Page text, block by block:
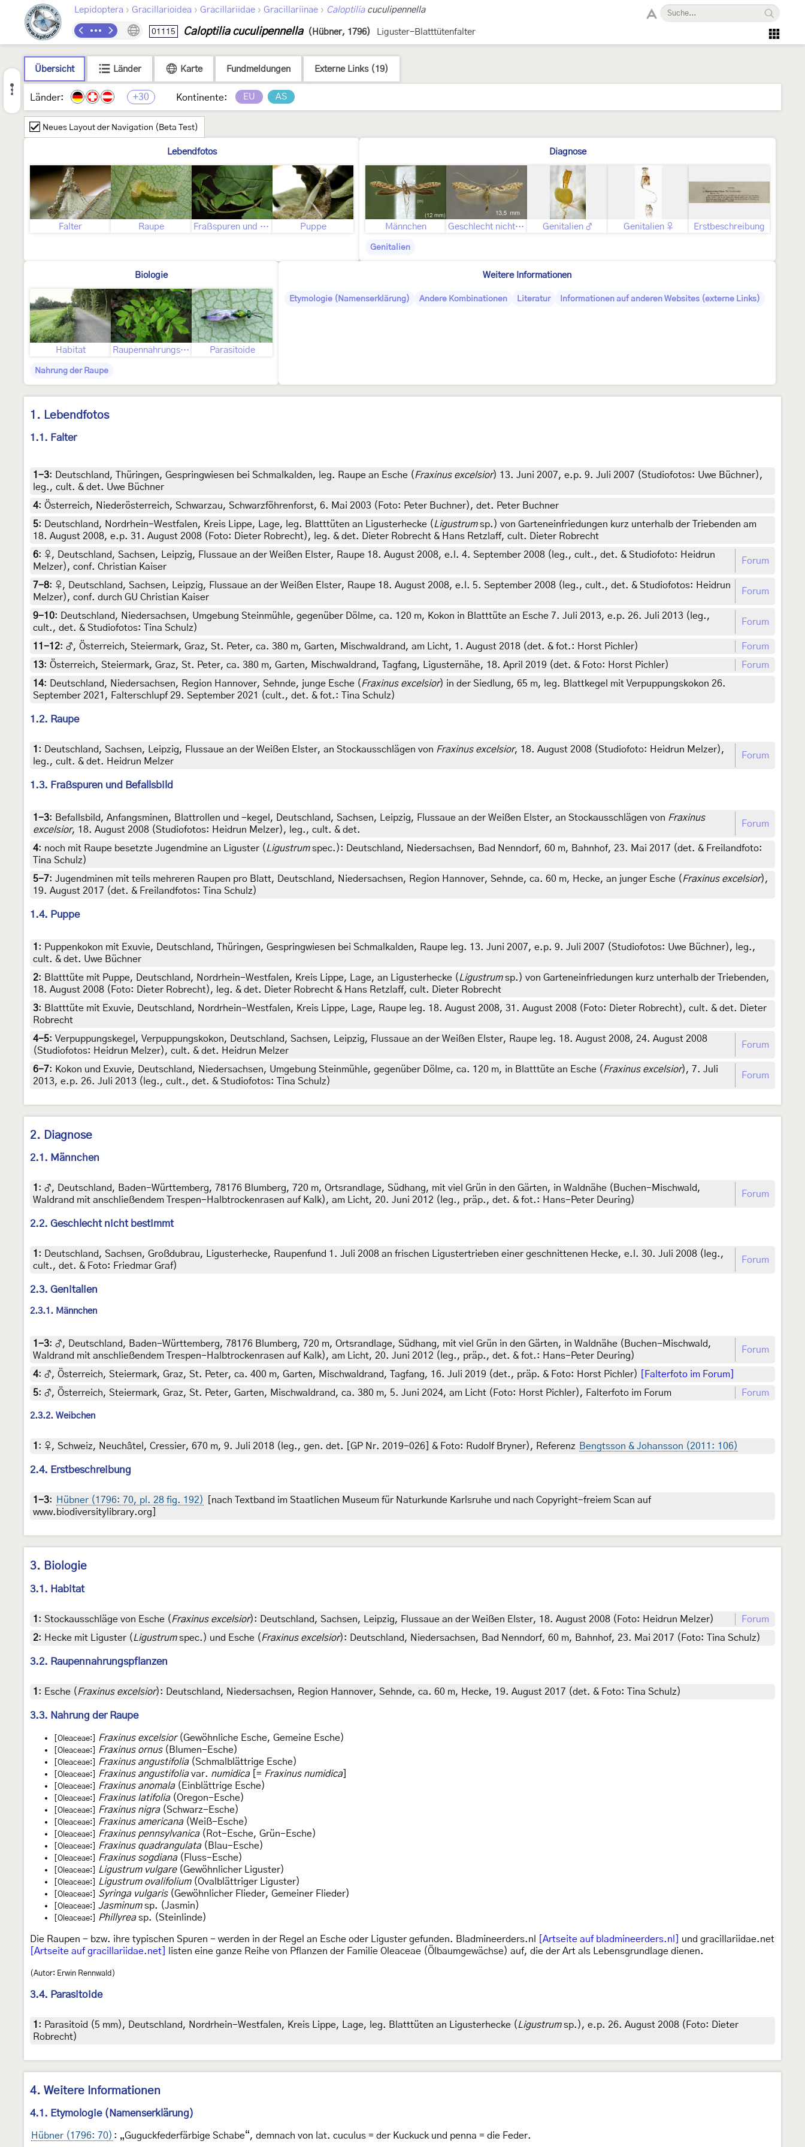
Lepidoptera › Gracillarioidea › Gracillariidae › Gracillariinae › Caloptiliacuculipennella
01115 Caloptilia cuculipennella (Hübner, 1796) Liguster-Blatttütenfalter
Übersicht Länder Karte Fundmeldungen Externe Links (19)
Länder: +30 Kontinente: EU AS
Neues Layout der Navigation (Beta Test)
Lebendfotos
Falter Raupe Fraßspuren und Befallsbild Puppe
Diagnose
Männchen Geschlecht nicht bestimmt Genitalien ♂ Genitalien ♀ Erstbeschreibung
Genitalien
Biologie
Habitat Raupennahrungspflanzen Parasitoide
Nahrung der Raupe
Weitere Informationen
Etymologie (Namenserklärung) Andere Kombinationen Literatur Informationen auf anderen Websites (externe Links)
1. Lebendfotos
1.1. Falter
1-3: Deutschland, Thüringen, Gespringwiesen bei Schmalkalden, leg. Raupe an Esche ( Fraxinus excelsior) 13. Juni 2007, e.p. 9. Juli 2007 (Studiofotos: Uwe Büchner),
leg., cult. & det. Uwe Büchner
4: Österreich, Niederösterreich, Schwarzau, Schwarzföhrenforst, 6. Mai 2003 (Foto: Peter Buchner), det. Peter Buchner
5: Deutschland, Nordrhein-Westfalen, Kreis Lippe, Lage, leg. Blatttüten an Ligusterhecke ( Ligustrumsp.) von Garteneinfriedungen kurz unterhalb der Triebenden am
18. August 2008, e.p. 31. August 2008 (Foto: Dieter Robrecht), leg. & det. Dieter Robrecht & Hans Retzlaff, cult. Dieter Robrecht
6: ♀, Deutschland, Sachsen, Leipzig, Flussaue an der Weißen Elster, Raupe 18. August 2008, e.l. 4. September 2008 (leg., cult., det. & Studiofoto: Heidrun
Melzer), conf. Christian Kaiser
Forum
7-8: ♀, Deutschland, Sachsen, Leipzig, Flussaue an der Weißen Elster, Raupe 18. August 2008, e.l. 5. September 2008 (leg., cult., det. & Studiofotos: Heidrun
Melzer), conf. durch GU Christian Kaiser
Forum
9-10:
Deutschland, Niedersachsen, Umgebung Steinmühle, gegenüber Dölme, ca. 120 m, Kokon in Blatttüte an Esche 7. Juli 2013, e.p. 26. Juli 2013 (leg.,
cult., det. & Studiofotos: Tina Schulz)
Forum
11-12: ♂, Österreich, Steiermark, Graz, St. Peter, ca. 380 m, Garten, Mischwaldrand, am Licht, 1. August 2018 (det. & fot.: Horst Pichler)
Forum
13: Österreich, Steiermark, Graz, St. Peter, ca. 380 m, Garten, Mischwaldrand, Tagfang, Ligusternähe, 18. April 2019 (det. & Foto: Horst Pichler)
Forum
14: Deutschland, Niedersachsen, Region Hannover, Sehnde, junge Esche ( Fraxinus excelsior) in der Siedlung, 65 m, leg. Blattkegel mit Verpuppungskokon 26.
September 2021, Falterschlupf 29. September 2021 (cult., det. & fot.: Tina Schulz)
1.2. Raupe
1 : Deutschland, Sachsen, Leipzig, Flussaue an der Weißen Elster, an Stockausschlägen von Fraxinus excelsior, 18. August 2008 (Studiofoto: Heidrun Melzer),
leg., cult. & det. Heidrun Melzer
Forum
1.3. Fraßspuren und Befallsbild
1-3: Befallsbild, Anfangsminen, Blattrollen und -kegel, Deutschland, Sachsen, Leipzig, Flussaue an der Weißen Elster, an Stockausschlägen von Fraxinus
excelsior, 18. August 2008 (Studiofotos: Heidrun Melzer), leg., cult. & det.
Forum
4: noch mit Raupe besetzte Jugendmine an Liguster (Ligustrumspec.): Deutschland, Niedersachsen, Bad Nenndorf, 60 m, Bahnhof, 23. Mai 2017 (det. & Freilandfoto:
Tina Schulz)
5-7: Jugendminen mit teils mehreren Raupen pro Blatt, Deutschland, Niedersachsen, Region Hannover, Sehnde, ca. 60 m, Hecke, an junger Esche (Fraxinus excelsior),
19. August 2017 (det. & Freilandfotos: Tina Schulz)
1.4. Puppe
1 : Puppenkokon mit Exuvie, Deutschland, Thüringen, Gespringwiesen bei Schmalkalden, Raupe leg. 13. Juni 2007, e.p. 9. Juli 2007 (Studiofotos: Uwe Büchner), leg.,
cult. & det. Uwe Büchner
2: Blatttüte mit Puppe, Deutschland, Nordrhein-Westfalen, Kreis Lippe, Lage, an Ligusterhecke (Ligustrumsp.) von Garteneinfriedungen kurz unterhalb der Triebenden,
18. August 2008 (Foto: Dieter Robrecht), leg. & det. Dieter Robrecht & Hans Retzlaff, cult. Dieter Robrecht
3: Blatttüte mit Exuvie, Deutschland, Nordrhein-Westfalen, Kreis Lippe, Lage, Raupe leg. 18. August 2008, 31. August 2008 (Foto: Dieter Robrecht), cult. & det. Dieter
Robrecht
4-5: Verpuppungskegel, Verpuppungskokon, Deutschland, Sachsen, Leipzig, Flussaue an der Weißen Elster, Raupe leg. 18. August 2008, 24. August 2008
(Studiofotos: Heidrun Melzer), cult. & det. Heidrun Melzer
Forum
6-7: Kokon und Exuvie, Deutschland, Niedersachsen, Umgebung Steinmühle, gegenüber Dölme, ca. 120 m, in Blatttüte an Esche (Fraxinus excelsior), 7. Juli
2013, e.p. 26. Juli 2013 (leg., cult., det. & Studiofotos: Tina Schulz)
Forum
2. Diagnose
2.1. Männchen
1 : ♂, Deutschland, Baden-Württemberg, 78176 Blumberg, 720 m, Ortsrandlage, Südhang, mit viel Grün in den Gärten, in Waldnähe (Buchen-Mischwald,
Waldrand mit anschließendem Trespen-Halbtrockenrasen auf Kalk), am Licht, 20. Juni 2012 (leg., präp., det. & fot.: Hans-Peter Deuring)
Forum
2.2. Geschlecht nicht bestimmt
1 : Deutschland, Sachsen, Großdubrau, Ligusterhecke, Raupenfund 1. Juli 2008 an frischen Ligustertrieben einer geschnittenen Hecke, e.l. 30. Juli 2008 (leg.,
cult., det. & Foto: Friedmar Graf)
Forum
2.3. Genitalien
2.3.1. Männchen
1-3: ♂, Deutschland, Baden-Württemberg, 78176 Blumberg, 720 m, Ortsrandlage, Südhang, mit viel Grün in den Gärten, in Waldnähe (Buchen-Mischwald,
Waldrand mit anschließendem Trespen-Halbtrockenrasen auf Kalk), am Licht, 20. Juni 2012 (leg., präp., det. & fot.: Hans-Peter Deuring)
Forum
4: ♂, Österreich, Steiermark, Graz, St. Peter, ca. 400 m, Garten, Mischwaldrand, Tagfang, 16. Juli 2019 (det., präp. & Foto: Horst Pichler)
[Falterfoto im Forum]
5: ♂, Österreich, Steiermark, Graz, St. Peter, Garten, Mischwaldrand, ca. 380 m, 5. Juni 2024, am Licht (Foto: Horst Pichler), Falterfoto im Forum Forum
2.3.2. Weibchen
1 : ♀, Schweiz, Neuchâtel, Cressier, 670 m, 9. Juli 2018 (leg., gen. det. [GP Nr. 2019-026] & Foto: Rudolf Bryner), Referenz Bengtsson & Johansson (2011: 106)
2.4. Erstbeschreibung
1-3: Hübner (1796: 70, pl. 28 fig. 192)
[nach Textband im Staatlichen Museum für Naturkunde Karlsruhe und nach Copyright-freiem Scan auf
www.biodiversitylibrary.org]
3. Biologie
3.1. Habitat
1 : Stockausschläge von Esche ( Fraxinus excelsior): Deutschland, Sachsen, Leipzig, Flussaue an der Weißen Elster, 18. August 2008 (Foto: Heidrun Melzer)
Forum
2: Hecke mit Liguster ( Ligustrumspec.) und Esche ( Fraxinus excelsior): Deutschland, Niedersachsen, Bad Nenndorf, 60 m, Bahnhof, 23. Mai 2017 (Foto: Tina Schulz)
3.2. Raupennahrungspflanzen
1 : Esche ( Fraxinus excelsior): Deutschland, Niedersachsen, Region Hannover, Sehnde, ca. 60 m, Hecke, 19. August 2017 (det. & Foto: Tina Schulz)
3.3. Nahrung der Raupe
[Oleaceae:] Fraxinus excelsior(Gewöhnliche Esche, Gemeine Esche)
[Oleaceae:] Fraxinus ornus(Blumen-Esche)
[Oleaceae:] Fraxinus angustifolia(Schmalblättrige Esche)
[Oleaceae:] Fraxinus angustifoliavar. numidica[= Fraxinus numidica]
[Oleaceae:] Fraxinus anomala(Einblättrige Esche)
[Oleaceae:] Fraxinus latifolia(Oregon-Esche)
[Oleaceae:] Fraxinus nigra(Schwarz-Esche)
[Oleaceae:] Fraxinus americana(Weiß-Esche)
[Oleaceae:] Fraxinus pennsylvanica(Rot-Esche, Grün-Esche)
[Oleaceae:] Fraxinus quadrangulata(Blau-Esche)
[Oleaceae:] Fraxinus sogdiana(Fluss-Esche)
[Oleaceae:] Ligustrum vulgare(Gewöhnlicher Liguster)
[Oleaceae:] Ligustrum ovalifolium(Ovalblättriger Liguster)
[Oleaceae:] Syringa vulgaris(Gewöhnlicher Flieder, Gemeiner Flieder)
[Oleaceae:] Jasminumsp. (Jasmin)
[Oleaceae:] Phillyreasp. (Steinlinde)
Die Raupen - bzw. ihre typischen Spuren - werden in der Regel an Esche oder Liguster gefunden. Bladmineerders.nl [Artseite auf bladmineerders.nl]
und gracillariidae.net
[Artseite auf gracillariidae.net]
listen eine ganze Reihe von Pflanzen der Familie Oleaceae (Ölbaumgewächse) auf, die der Art als Lebensgrundlage dienen.
(Autor: Erwin Rennwald)
3.4. Parasitoide
1 : Parasitoid (5 mm), Deutschland, Nordrhein-Westfalen, Kreis Lippe, Lage, leg. Blatttüten an Ligusterhecke ( Ligustrumsp.), e.p. 26. August 2008 (Foto: Dieter
Robrecht)
4. Weitere Informationen
4.1. Etymologie (Namenserklärung)
Hübner (1796: 70) : „Guguckfederfärbige Schabe“, demnach von lat. cuculus = der Kuckuck und penna = die Feder.